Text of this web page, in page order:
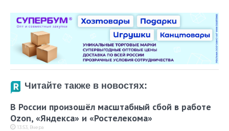
Читайте также в новостях:
В России произошёл масштабный сбой в работе
Ozon, «Яндекса» и «Ростелекома»
13:53, Вчера